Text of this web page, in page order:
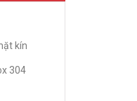
kín
304